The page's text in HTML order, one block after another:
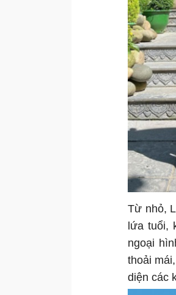
Từ nhỏ,
lứa tuổi,
ngoại
thoải
diện các